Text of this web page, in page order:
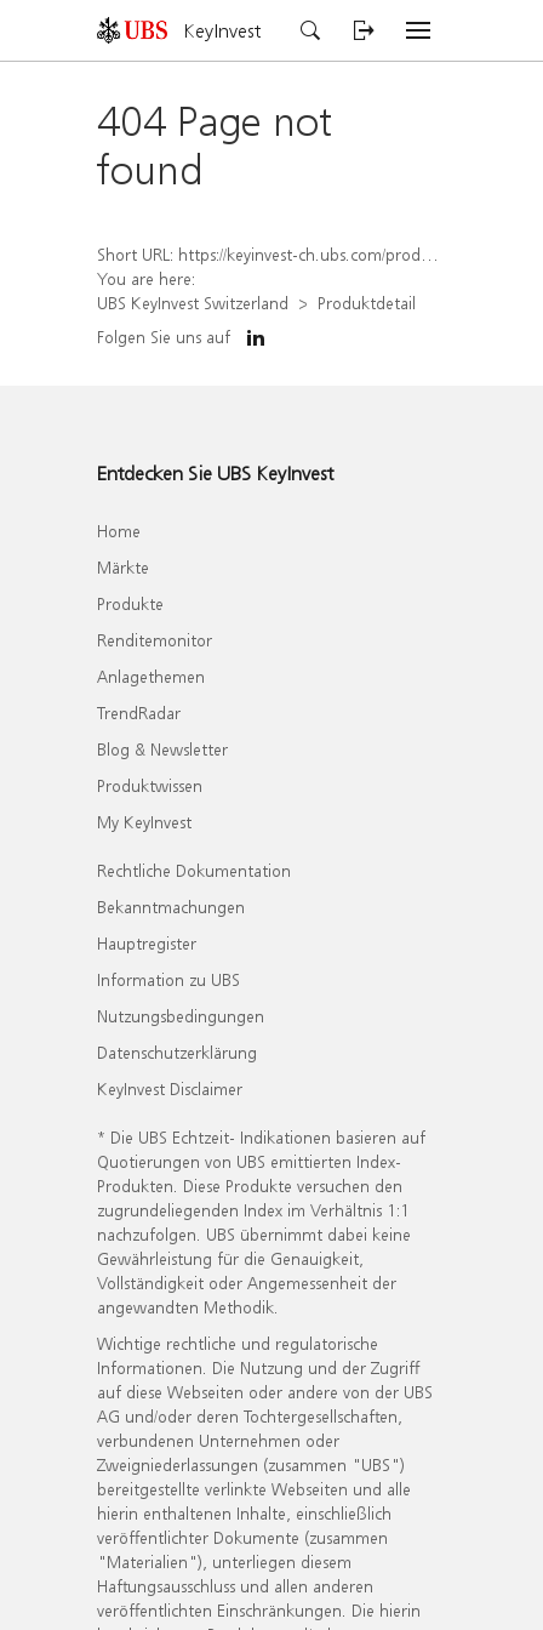
KeyInvest
404 Page not
found
Short URL: https://keyinvest-ch.ubs.com/produkt/detail/index/isin/CH1459075847
You are here:
UBS KeyInvest Switzerland
Produktdetail
Folgen Sie uns auf
Entdecken Sie UBS KeyInvest
Home
Märkte
Produkte
Renditemonitor
Anlagethemen
TrendRadar
Blog & Newsletter
Produktwissen
My KeyInvest
Rechtliche Dokumentation
Bekanntmachungen
Hauptregister
Information zu UBS
Nutzungsbedingungen
Datenschutzerklärung
KeyInvest Disclaimer
* Die UBS Echtzeit- Indikationen basieren auf
Quotierungen von UBS emittierten Index-
Produkten. Diese Produkte versuchen den
zugrundeliegenden Index im Verhältnis 1:1
nachzufolgen. UBS übernimmt dabei keine
Gewährleistung für die Genauigkeit,
Vollständigkeit oder Angemessenheit der
angewandten Methodik.
Wichtige rechtliche und regulatorische
Informationen. Die Nutzung und der Zugriff
auf diese Webseiten oder andere von der UBS
AG und/oder deren Tochtergesellschaften,
verbundenen Unternehmen oder
Zweigniederlassungen (zusammen "UBS")
bereitgestellte verlinkte Webseiten und alle
hierin enthaltenen Inhalte, einschließlich
veröffentlichter Dokumente (zusammen
"Materialien"), unterliegen diesem
Haftungsausschluss und allen anderen
veröffentlichten Einschränkungen. Die hierin